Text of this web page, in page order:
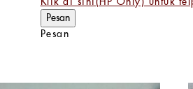
Pesan